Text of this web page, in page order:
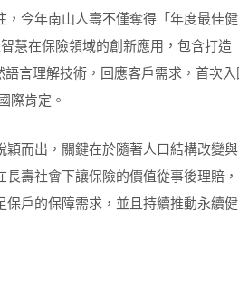
今年南山人壽不僅奪得「年度最佳健
慧在保險領域的創新應用，包含打造
語言理解技術，回應客戶需求，首次入
際肯定。
而出，關鍵在於隨著人口結構改變與
壽社會下讓保險的價值從事後理賠，
戶的保障需求，並且持續推動永續健